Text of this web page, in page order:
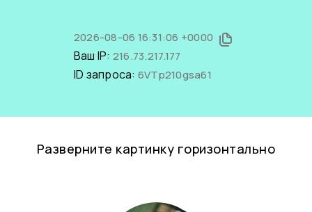
2026-08-06 16:31:06 +0000
Ваш IP: 216.73.217.177
ID запроса: 6VTp210gsa61
Разверните картинку горизонтально